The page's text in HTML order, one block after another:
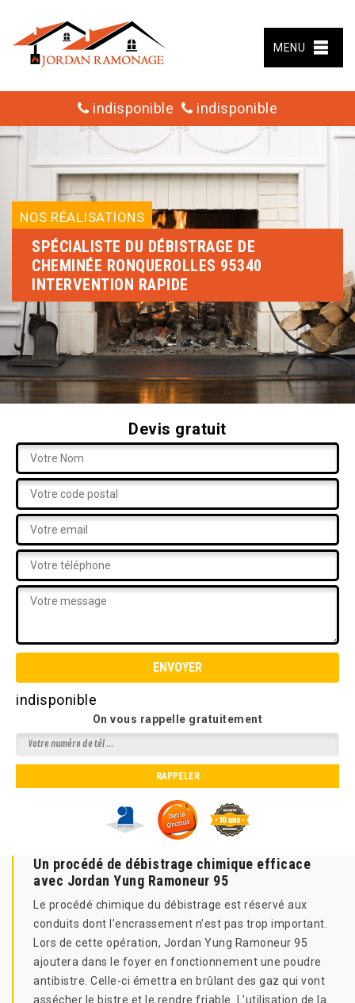
MENU
indisponible indisponible
NOS RÉALISATIONS
SPÉCIALISTE DU DÉBISTRAGE DE
CHEMINÉE RONQUEROLLES 95340
INTERVENTION RAPIDE
Devis gratuit
indisponible
On vous rappelle gratuitement
Un procédé de débistrage chimique efficace
avec Jordan Yung Ramoneur 95
Le procédé chimique du débistrage est réservé aux
conduits dont l’encrassement n’est pas trop important.
Lors de cette opération, Jordan Yung Ramoneur 95
ajoutera dans le foyer en fonctionnement une poudre
antibistre. Celle-ci émettra en brûlant des gaz qui vont
assécher le bistre et le rendre friable. L’utilisation de la